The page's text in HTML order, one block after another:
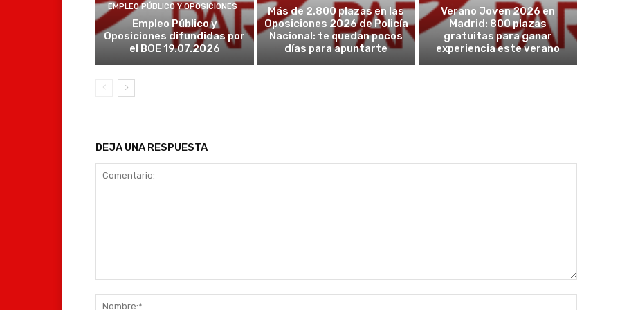
EMPLEO PÚBLICO Y OPOSICIONES
Empleo Público y
Oposiciones difundidas por
el BOE 19.07.2026
Más de 2.800 plazas en las
Oposiciones 2026 de Policía
Nacional: te quedan pocos
días para apuntarte
Verano Joven 2026 en
Madrid: 800 plazas
gratuitas para ganar
experiencia este verano
DEJA UNA RESPUESTA